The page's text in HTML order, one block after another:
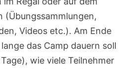
(Übungssammlungen,
Videos etc.). Am Ende
das Camp dauern soll
wie viele Teilnehmer